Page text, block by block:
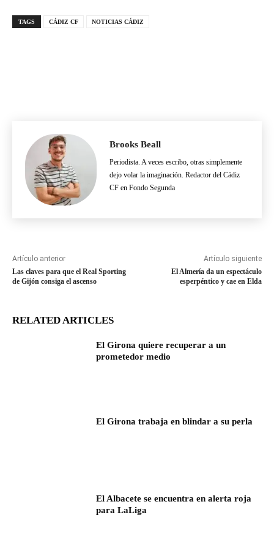
TAGS CÁDIZ CF NOTICIAS CÁDIZ
Brooks Beall
Periodista. A veces escribo, otras simplemente
dejo volar la imaginación. Redactor del Cádiz
CF en Fondo Segunda
Artículo anterior
Las claves para que el Real Sporting
de Gijón consiga el ascenso
Artículo siguiente
El Almería da un espectáculo
esperpéntico y cae en Elda
RELATED ARTICLES
El Girona quiere recuperar a un
prometedor medio
El Girona trabaja en blindar a su perla
El Albacete se encuentra en alerta roja
para LaLiga